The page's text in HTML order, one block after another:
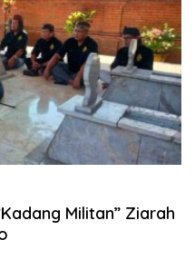
Militan” Ziarah